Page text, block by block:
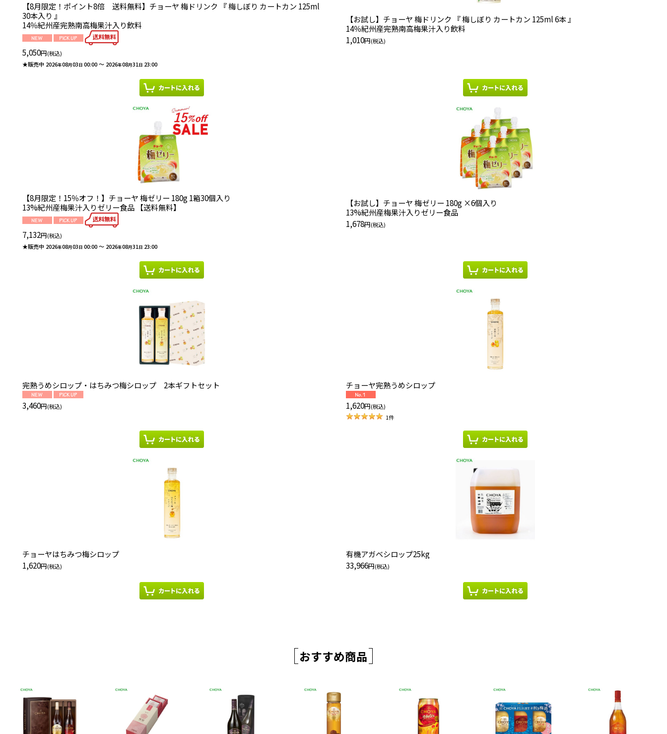
【8月限定！ポイント8倍 送料無料】チョーヤ 梅ドリンク 『 梅しぼり カートカン 125ml
30本入り 』
14％紀州産完熟南高梅果汁入り飲料
5,050円(税込)
★販売中 2026年08月03日 00:00～ 2026年08月31日 23:00
【お試し】チョーヤ 梅ドリンク 『 梅しぼり カートカン 125ml 6本 』
14％紀州産完熟南高梅果汁入り飲料
1,010円(税込)
【8月限定！15％オフ！】チョーヤ 梅ゼリー 180g 1箱30個入り
13%紀州産梅果汁入りゼリー食品 【送料無料】
7,132円(税込)
★販売中 2026年08月03日 00:00～ 2026年08月31日 23:00
【お試し】チョーヤ 梅ゼリー 180g ×6個入り
13%紀州産梅果汁入りゼリー食品
1,678円(税込)
完熟うめシロップ・はちみつ梅シロップ 2本ギフトセット
3,460円(税込)
チョーヤ完熟うめシロップ
1,620円(税込)
1件
チョーヤはちみつ梅シロップ
1,620円(税込)
有機アガベシロップ25kg
33,966円(税込)
おすすめ商品